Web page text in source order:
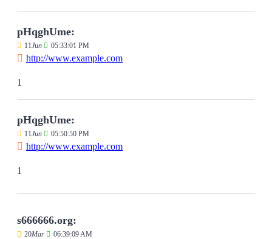
pHqghUme:
11Jun 05:33:01 PM
http://www.example.com
1
pHqghUme:
11Jun 05:50:50 PM
http://www.example.com
1
s666666.org:
20Mar 06:39:09 AM